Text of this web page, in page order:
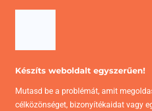
Készíts weboldalt egyszerűen!
Mutasd be a problémát, amit
célközönséget, bizonyítékaidat vagy